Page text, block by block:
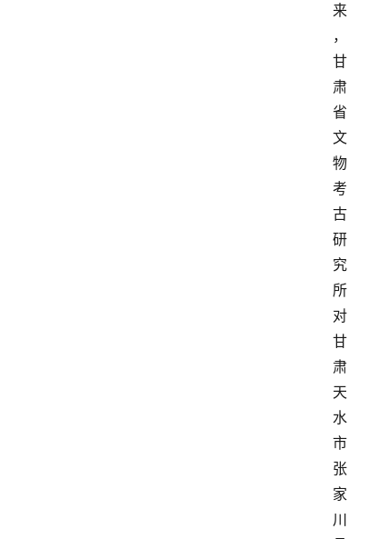
来
，
甘
肃
省
文
物
考
古
研
究
所
对
甘
肃
天
水
市
张
家
川